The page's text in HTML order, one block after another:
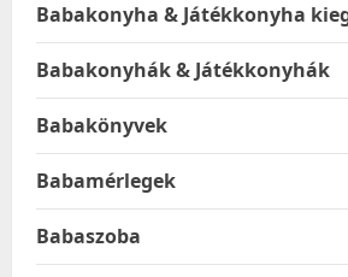
Babakonyha & Játékkonyha
Babakonyhák & Játékkonyhák
Babakönyvek
Babamérlegek
Babaszoba